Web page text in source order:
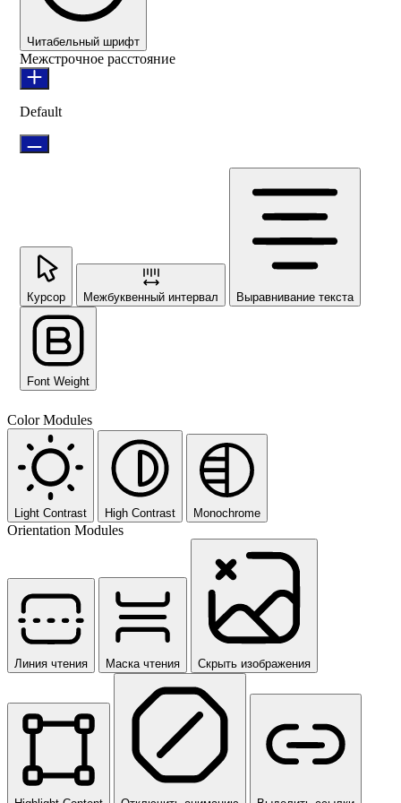
Читабельный шрифт
Межстрочное расстояние
Default
Курсор Межбуквенный интервал Выравнивание текста
Font Weight
Color Modules
Light Contrast High Contrast Monochrome
Orientation Modules
Линия чтения Маска чтения Скрыть изображения